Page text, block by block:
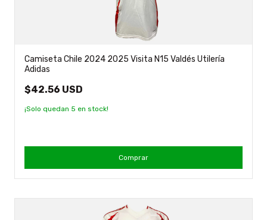
Camiseta Chile 2024 2025 Visita N15 Valdés Utilería
Adidas
$42.56 USD
¡Solo quedan 5 en stock!
Comprar